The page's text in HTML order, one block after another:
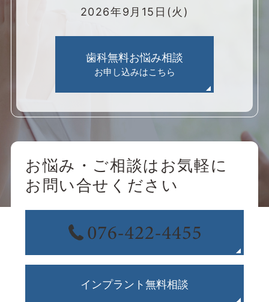
2026年9月15日(火)
歯科無料お悩み相談
お申し込みはこちら
お悩み・ご相談はお気軽に
お問い合せください
インプラント無料相談